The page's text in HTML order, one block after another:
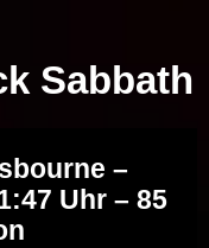
Sabbath
–
Uhr – 85